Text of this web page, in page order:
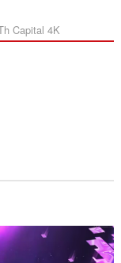
Capital 4K‎